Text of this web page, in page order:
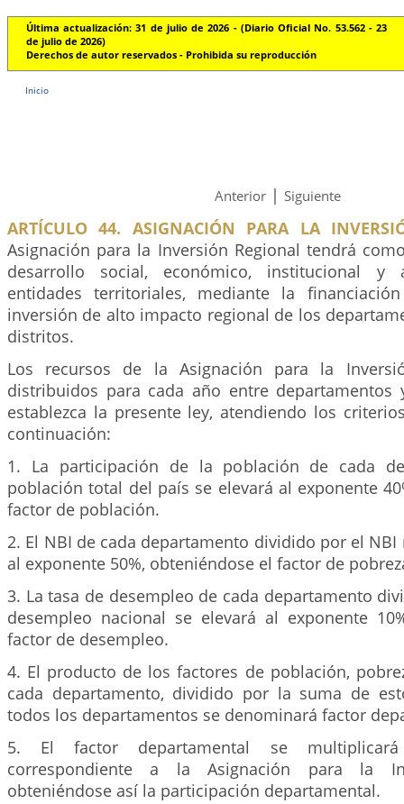
Última actualización: 31 de julio de 2026 - (Diario Oficial No. 53.562 - 23
de julio de 2026)
Derechos de autor reservados - Prohibida su reproducción
Inicio
Anterior | Siguiente
ARTÍCULO 44. ASIGNACIÓN PARA LA
Asignación para la Inversión Regional tendrá
desarrollo social, económico, institucional y
entidades territoriales, mediante la
inversión de alto impacto regional de los
distritos.
Los recursos de la Asignación para la
distribuidos para cada año entre departamentos
establezca la presente ley, atendiendo los
continuación:
1. La participación de la población de cada
población total del país se elevará al exponente
factor de población.
2. El NBI de cada departamento dividido por el NBI
al exponente 50%, obteniéndose el factor de
3. La tasa de desempleo de cada departamento
desempleo nacional se elevará al exponente
factor de desempleo.
4. El producto de los factores de población,
cada departamento, dividido por la suma de
todos los departamentos se denominará factor
5. El factor departamental se
correspondiente a la Asignación para la
obteniéndose así la participación departamental.